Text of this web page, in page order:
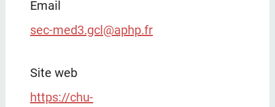
Email
sec-med3.gcl@aphp.fr
Site web
https://chu-